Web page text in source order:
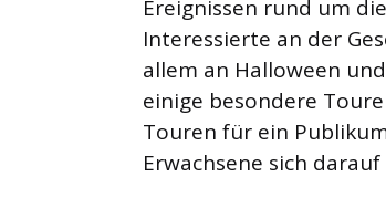
Ereignissen rund um
Interessierte an der
allem an Halloween
einige besondere
Touren für ein
Erwachsene sich